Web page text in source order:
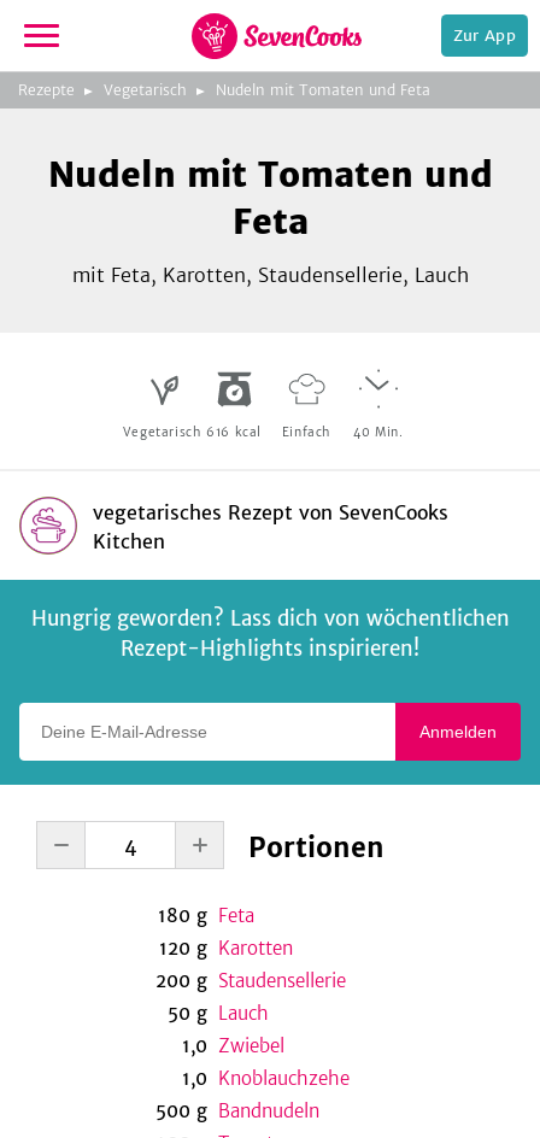
zur
Startseite
Zur App
Rezepte Vegetarisch Nudeln mit Tomaten und FetaFoto:
zeigen
Foto:
Bild
3
zeigen
Foto:
Nudeln mit Tomaten und
Feta
mit Feta, Karotten, Staudensellerie, Lauch
Vegetarisch 616 kcal Einfach 40 Min.
vegetarisches Rezept von SevenCooks
Kitchen
Hungrig geworden? Lass dich von wöchentlichen
Rezept-Highlights inspirieren!
Anmelden
Portionen
180 g Feta
120 g Karotten
200 g Staudensellerie
50 g Lauch
1,0 Zwiebel
1,0 Knoblauchzehe
500 g Bandnudeln